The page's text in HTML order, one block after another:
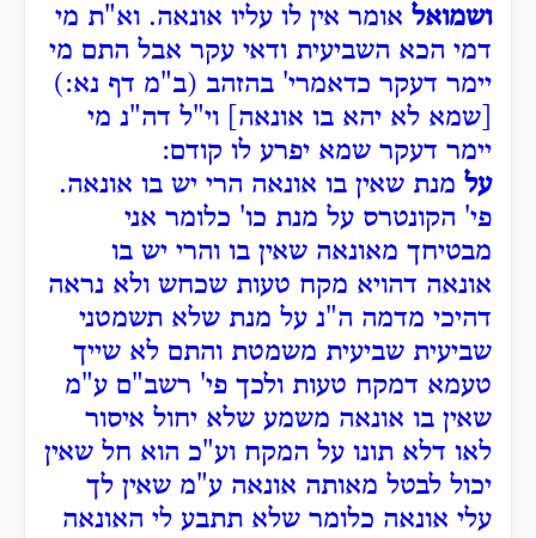
ושמואל אומר אין לו עליו אונאה. וא"ת מי
דמי הכא השביעית ודאי עקר אבל התם מי
יימר דעקר כדאמרי' בהזהב (ב"מ דף נא:)
[שמא לא יהא בו אונאה] וי"ל דה"נ מי
יימר דעקר שמא יפרע לו קודם:
על מנת שאין בו אונאה הרי יש בו אונאה.
פי' הקונטרס על מנת כו' כלומר אני
מבטיחך מאונאה שאין בו והרי יש בו
אונאה דהויא מקח טעות שכחש ולא נראה
דהיכי מדמה ה"נ על מנת שלא תשמטני
שביעית שביעית משמטת והתם לא שייך
טעמא דמקח טעות ולכך פי' רשב"ם ע"מ
שאין בו אונאה משמע שלא יחול איסור
לאו דלא תונו על המקח וע"כ הוא חל שאין
יכול לבטל מאותה אונאה ע"מ שאין לך
עלי אונאה כלומר שלא תתבע לי האונאה